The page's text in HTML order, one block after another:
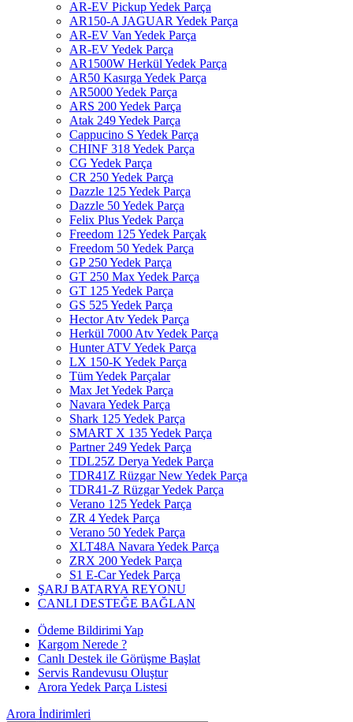
AR-EV Pickup Yedek Parça
AR150-A JAGUAR Yedek Parça
AR-EV Van Yedek Parça
AR-EV Yedek Parça
AR1500W Herkül Yedek Parça
AR50 Kasırga Yedek Parça
AR5000 Yedek Parça
ARS 200 Yedek Parça
Atak 249 Yedek Parça
Cappucino S Yedek Parça
CHINF 318 Yedek Parça
CG Yedek Parça
CR 250 Yedek Parça
Dazzle 125 Yedek Parça
Dazzle 50 Yedek Parça
Felix Plus Yedek Parça
Freedom 125 Yedek Parçak
Freedom 50 Yedek Parça
GP 250 Yedek Parça
GT 250 Max Yedek Parça
GT 125 Yedek Parça
GS 525 Yedek Parça
Hector Atv Yedek Parça
Herkül 7000 Atv Yedek Parça
Hunter ATV Yedek Parça
LX 150-K Yedek Parça
Tüm Yedek Parçalar
Max Jet Yedek Parça
Navara Yedek Parça
Shark 125 Yedek Parça
SMART X 135 Yedek Parça
Partner 249 Yedek Parça
TDL25Z Derya Yedek Parça
TDR41Z Rüzgar New Yedek Parça
TDR41-Z Rüzgar Yedek Parça
Verano 125 Yedek Parça
ZR 4 Yedek Parça
Verano 50 Yedek Parça
XLT48A Navara Yedek Parça
ZRX 200 Yedek Parça
S1 E-Car Yedek Parça
ŞARJ BATARYA REYONU
CANLI DESTEĞE BAĞLAN
Ödeme Bildirimi Yap
Kargom Nerede ?
Canlı Destek ile Görüşme Başlat
Servis Randevusu Oluştur
Arora Yedek Parça Listesi
Arora İndirimleri